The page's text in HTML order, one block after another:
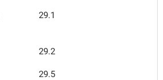
29.1
29.2
29.5